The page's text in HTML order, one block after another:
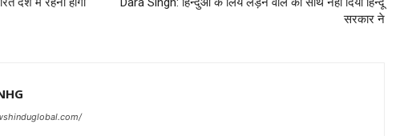
सरकार ने